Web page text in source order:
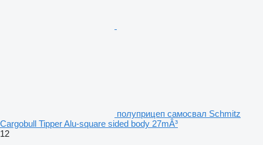
полуприцеп самосвал Schmitz
Cargobull Tipper Alu-square sided body 27mÂ³
12